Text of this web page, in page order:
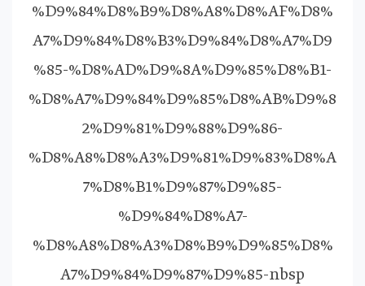
%D9%84%D8%B9%D8%A8%D8%AF%D8%
A7%D9%84%D8%B3%D9%84%D8%A7%D9
%85-%D8%AD%D9%8A%D9%85%D8%B1-
%D8%A7%D9%84%D9%85%D8%AB%D9%8
2%D9%81%D9%88%D9%86-
%D8%A8%D8%A3%D9%81%D9%83%D8%A
7%D8%B1%D9%87%D9%85-
%D9%84%D8%A7-
%D8%A8%D8%A3%D8%B9%D9%85%D8%
A7%D9%84%D9%87%D9%85-nbsp